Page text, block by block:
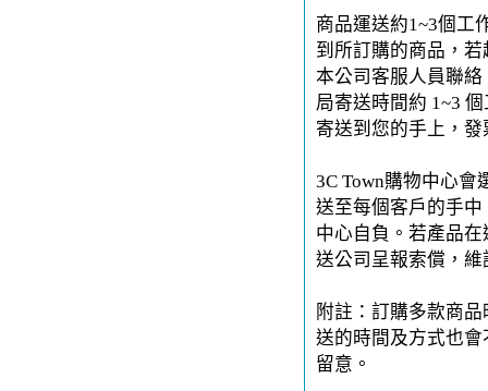
商品運送約1~3個工
到所訂購的商品，
本公司客服人員聯
局寄送時間約 1~3
寄送到您的手上，
3C Town購物中心
送至每個客戶的手中
中心自負。若產品
送公司呈報索償，
附註：訂購多款商
送的時間及方式也
留意。